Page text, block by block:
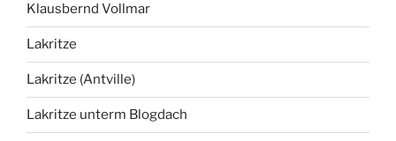
Klausbernd Vollmar
Lakritze
Lakritze (Antville)
Lakritze unterm Blogdach